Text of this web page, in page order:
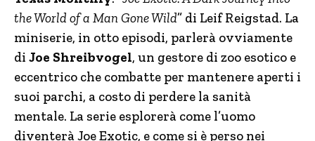
the World of a Man Gone Wild” di Leif Reigstad. La
miniserie, in otto episodi, parlerà ovviamente
di Joe Shreibvogel, un gestore di zoo esotico e
eccentrico che combatte per mantenere aperti i
suoi parchi, a costo di perdere la sanità
mentale. La serie esplorerà come l’uomo
diventerà Joe Exotic, e come si è perso nei